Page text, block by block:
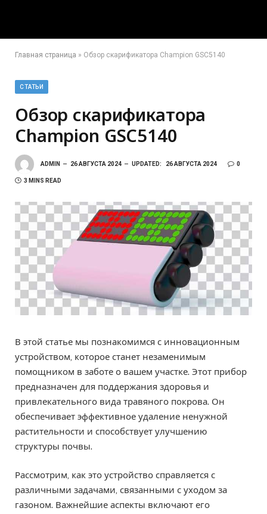
Главная страница » Обзор скарификатора Champion GSC5140
СТАТЬИ
Обзор скарификатора
Champion GSC5140
ADMIN 26 АВГУСТА 2024 UPDATED: 26 АВГУСТА 2024 0
3 MINS READ
В этой статье мы познакомимся с инновационным
устройством, которое станет незаменимым
помощником в заботе о вашем участке. Этот прибор
предназначен для поддержания здоровья и
привлекательного вида травяного покрова. Он
обеспечивает эффективное удаление ненужной
растительности и способствует улучшению
структуры почвы.
Рассмотрим, как это устройство справляется с
различными задачами, связанными с уходом за
газоном. Важнейшие аспекты включают его